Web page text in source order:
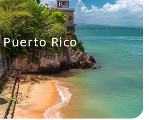
Puerto Rico